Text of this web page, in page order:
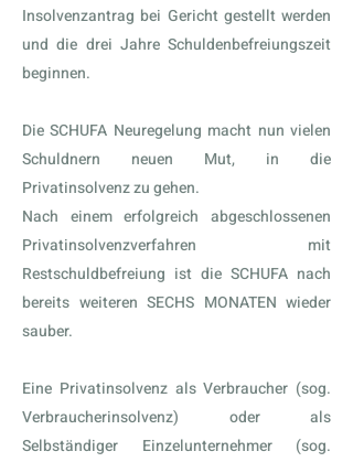
Insolvenzantrag bei Gericht gestellt werden
und die drei Jahre Schuldenbefreiungszeit
beginnen.
Die SCHUFA Neuregelung macht nun vielen
Schuldnern neuen Mut, in die
Privatinsolvenz zu gehen.
Nach einem erfolgreich abgeschlossenen
Privatinsolvenzverfahren mit
Restschuldbefreiung ist die SCHUFA nach
bereits weiteren SECHS MONATEN wieder
sauber.
Eine Privatinsolvenz als Verbraucher (sog.
Verbraucherinsolvenz) oder als
Selbständiger Einzelunternehmer (sog.